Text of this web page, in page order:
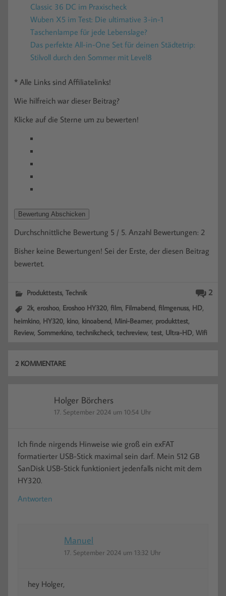
Classic 36 DC im Praxischeck
Wuben X5 im Test: Die ultimative 3-in-1
Taschenlampe für jede Lebenslage?
Das perfekte All-in-One Set für deinen Städtetrip:
Stilvoll durch den Sommer mit Level8
* Alle Links sind Affiliatelinks!
Wie hilfreich war dieser Beitrag?
Klicke auf die Sterne um zu bewerten!
Bewertung Abschicken
Durchschnittliche Bewertung 5 / 5. Anzahl Bewertungen: 2
Bisher keine Bewertungen! Sei der Erste, der diesen Beitrag
bewertet.
2
Produkttests,Technik
2k,eroshoo, Eroshoo HY320,film, Filmabend,filmgenuss, HD,
heimkino HY320 kino kinoabend Mini-Beamer, produkttest
Review, Sommerkino ,technikcheck,techreview,test Ultra-HD ,Wifi
2 KOMMENTARE
Holger Börchers
17. September 2024 um 10:54 Uhr
Ich finde nirgends Hinweise wie groß ein exFAT
formatierter USB-Stick maximal sein darf. Mein 512 GB
SanDisk USB-Stick funktioniert jedenfalls nicht mit dem
HY320.
Antworten
Manuel
17. September 2024 um 13:32 Uhr
hey Holger,